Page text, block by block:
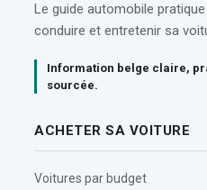
Le guide automobile
conduire et entretenir sa
Information belge claire,
sourcée.
ACHETER SA VOITURE
Voitures par budget